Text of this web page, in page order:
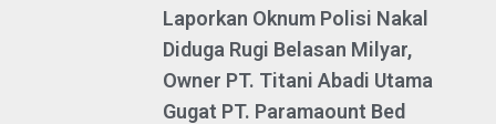
Laporkan Oknum Polisi Nakal
Diduga Rugi Belasan Milyar,
Owner PT. Titani Abadi Utama
Gugat PT. Paramaount Bed